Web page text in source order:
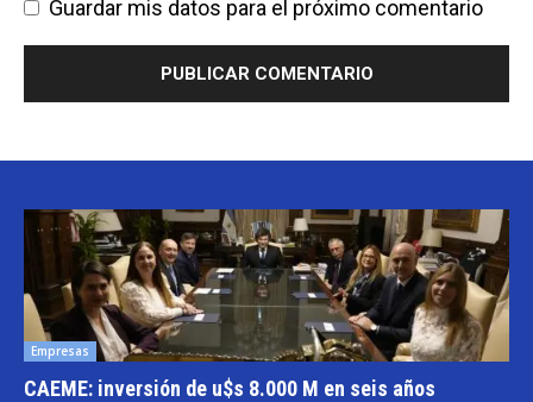
Guardar mis datos para el próximo comentario
Empresas
CAEME: inversión de u$s 8.000 M en seis años